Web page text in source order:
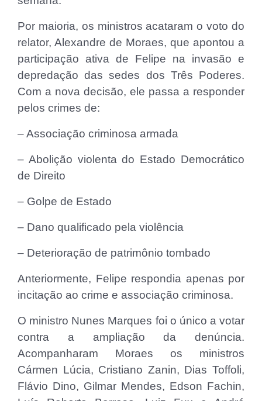
Por maioria, os ministros acataram o voto do
relator, Alexandre de Moraes, que apontou a
participação ativa de Felipe na invasão e
depredação das sedes dos Três Poderes.
Com a nova decisão, ele passa a responder
pelos crimes de:
– Associação criminosa armada
– Abolição violenta do Estado Democrático
de Direito
– Golpe de Estado
– Dano qualificado pela violência
– Deterioração de patrimônio tombado
Anteriormente, Felipe respondia apenas por
incitação ao crime e associação criminosa.
O ministro Nunes Marques foi o único a votar
contra a ampliação da denúncia.
Acompanharam Moraes os ministros
Cármen Lúcia, Cristiano Zanin, Dias Toffoli,
Flávio Dino, Gilmar Mendes, Edson Fachin,